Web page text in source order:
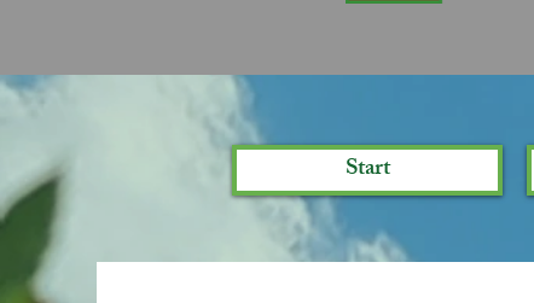
Start